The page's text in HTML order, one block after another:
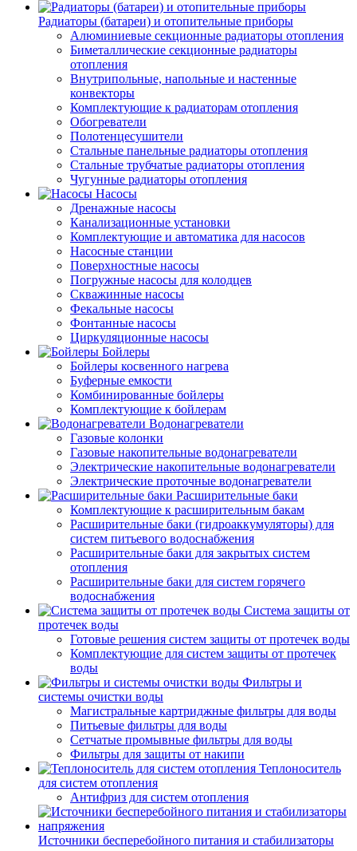
Радиаторы (батареи) и отопительные приборы
Алюминиевые секционные радиаторы отопления
Биметаллические секционные радиаторы
отопления
Внутрипольные, напольные и настенные
конвекторы
Комплектующие к радиаторам отопления
Обогреватели
Полотенцесушители
Стальные панельные радиаторы отопления
Стальные трубчатые радиаторы отопления
Чугунные радиаторы отопления
Насосы
Дренажные насосы
Канализационные установки
Комплектующие и автоматика для насосов
Насосные станции
Поверхностные насосы
Погружные насосы для колодцев
Скважинные насосы
Фекальные насосы
Фонтанные насосы
Циркуляционные насосы
Бойлеры
Бойлеры косвенного нагрева
Буферные емкости
Комбинированные бойлеры
Комплектующие к бойлерам
Водонагреватели
Газовые колонки
Газовые накопительные водонагреватели
Электрические накопительные водонагреватели
Электрические проточные водонагреватели
Расширительные баки
Комплектующие к расширительным бакам
Расширительные баки (гидроаккумуляторы) для
систем питьевого водоснабжения
Расширительные баки для закрытых систем
отопления
Расширительные баки для систем горячего
водоснабжения
Система защиты от
протечек воды
Готовые решения систем защиты от протечек воды
Комплектующие для систем защиты от протечек
воды
Фильтры и
системы очистки воды
Магистральные картриджные фильтры для воды
Питьевые фильтры для воды
Сетчатые промывные фильтры для воды
Фильтры для защиты от накипи
Теплоноситель
для систем отопления
Антифриз для систем отопления
Источники бесперебойного питания и стабилизаторы